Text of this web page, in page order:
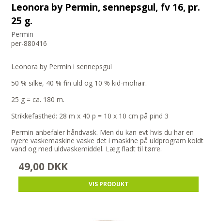
Leonora by Permin, sennepsgul, fv 16, pr.
25 g.
Permin
per-880416
Leonora by Permin i sennepsgul
50 % silke, 40 % fin uld og 10 % kid-mohair.
25 g = ca. 180 m.
Strikkefasthed: 28 m x 40 p = 10 x 10 cm på pind 3
Permin anbefaler håndvask. Men du kan evt hvis du har en
nyere vaskemaskine vaske det i maskine på uldprogram koldt
vand og med uldvaskemiddel. Læg fladt til tørre.
49,00 DKK
VIS PRODUKT